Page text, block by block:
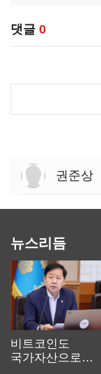
댓글 0
권준상
뉴스리듬
비트코인도
국가자산으로…'